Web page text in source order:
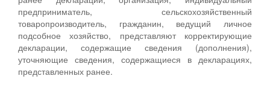
предприниматель, сельскохозяйственный
товаропроизводитель, гражданин, ведущий личное
подсобное хозяйство, представляют корректирующие
декларации, содержащие сведения (дополнения),
уточняющие сведения, содержащиеся в декларациях,
представленных ранее.